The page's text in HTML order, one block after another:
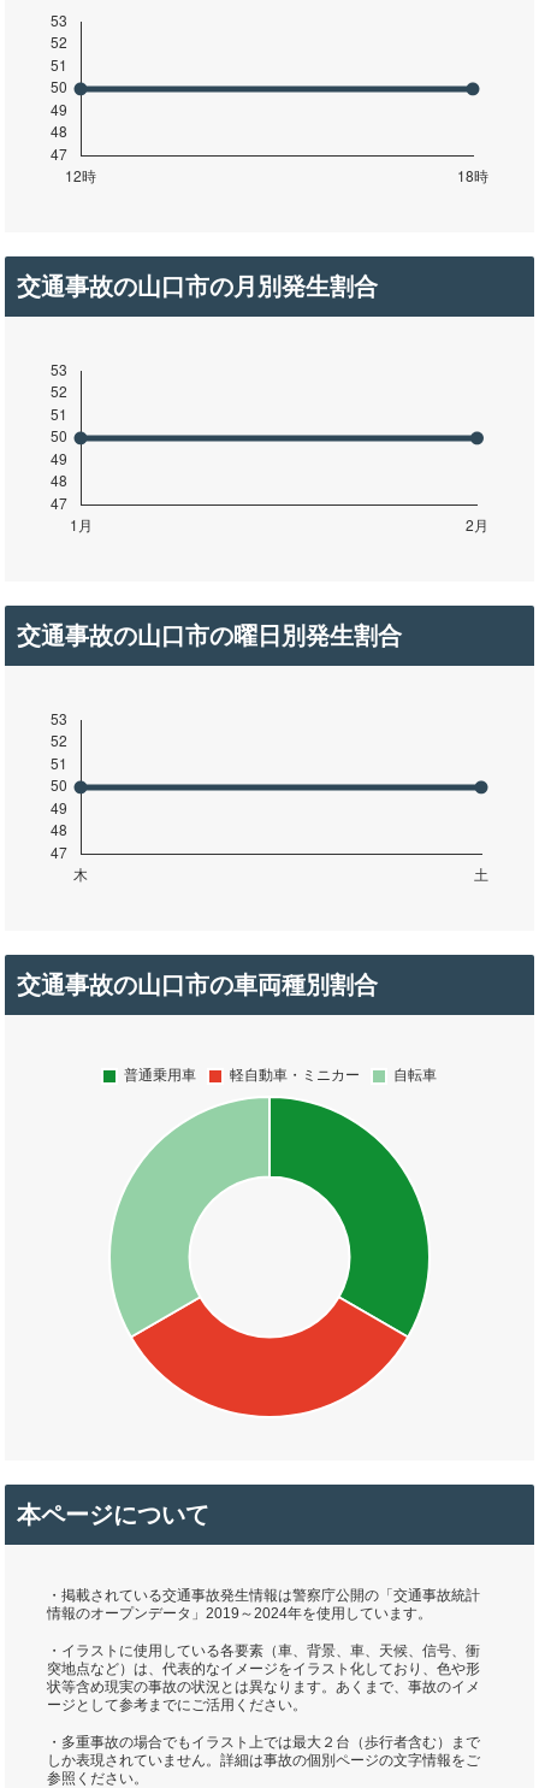
交通事故の山口市の月別発生割合
交通事故の山口市の曜日別発生割合
交通事故の山口市の車両種別割合
本ページについて
・掲載されている交通事故発生情報は警察庁公開の「交通事故統計
情報のオープンデータ」2019～2024年を使用しています。
・イラストに使用している各要素（車、背景、車、天候、信号、衝
突地点など）は、代表的なイメージをイラスト化しており、色や形
状等含め現実の事故の状況とは異なります。あくまで、事故のイメ
ージとして参考までにご活用ください。
・多重事故の場合でもイラスト上では最大２台（歩行者含む）まで
しか表現されていません。詳細は事故の個別ページの文字情報をご
参照ください。